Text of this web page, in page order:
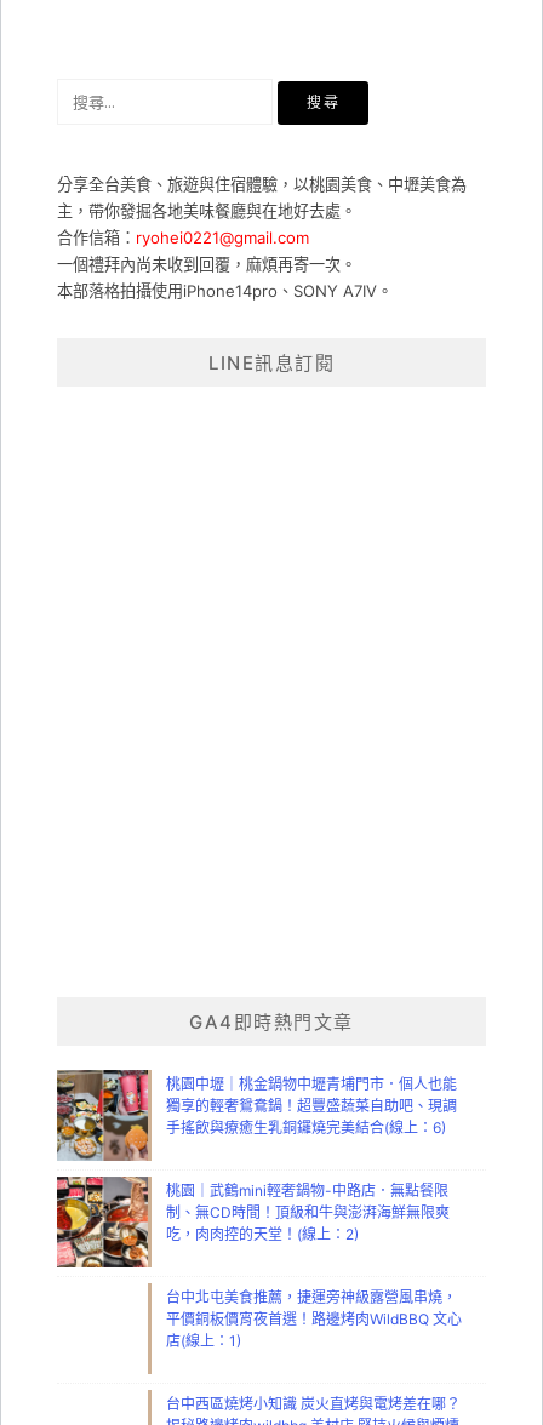
字:
分享全台美食、旅遊與住宿體驗，以桃園美食、中壢美食為
主，帶你發掘各地美味餐廳與在地好去處。
合作信箱： ryohei0221@gmail.com
一個禮拜內尚未收到回覆，麻煩再寄一次。
本部落格拍攝使用iPhone14pro、SONY A7IV。
LINE訊息訂閱
GA4即時熱門文章
桃園中壢｜桃金鍋物中壢青埔門市．個人也能
獨享的輕奢鴛鴦鍋！超豐盛蔬菜自助吧、現調
手搖飲與療癒生乳銅鑼燒完美結合(線上：6)
桃園｜武鶴mini輕奢鍋物-中路店．無點餐限
制、無CD時間！頂級和牛與澎湃海鮮無限爽
吃，肉肉控的天堂！(線上：2)
台中北屯美食推薦，捷運旁神級露營風串燒，
平價銅板價宵夜首選！路邊烤肉WildBBQ 文心
店(線上：1)
台中西區燒烤小知識 炭火直烤與電烤差在哪？